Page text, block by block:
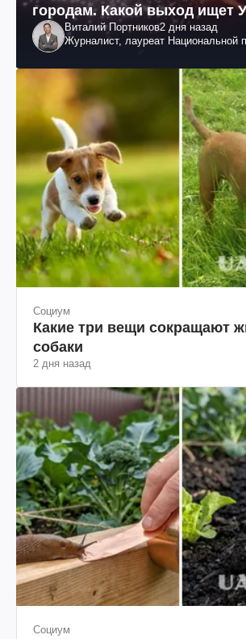
городам. Какой выход ищет
Виталий Портников2 дня назад
Журналист, лауреат Национальной
Социум
Какие три вещи сокращают
собаки
2 дня назад
Социум